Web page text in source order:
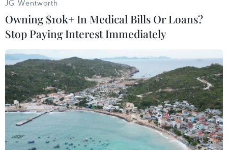
JG Wentworth
Owning $10k+ In Medical Bills Or Loans?
Stop Paying Interest Immediately